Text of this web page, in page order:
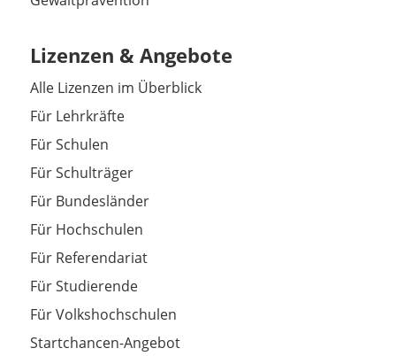
Lizenzen & Angebote
Alle Lizenzen im Überblick
Für Lehrkräfte
Für Schulen
Für Schulträger
Für Bundesländer
Für Hochschulen
Für Referendariat
Für Studierende
Für Volkshochschulen
Startchancen-Angebot